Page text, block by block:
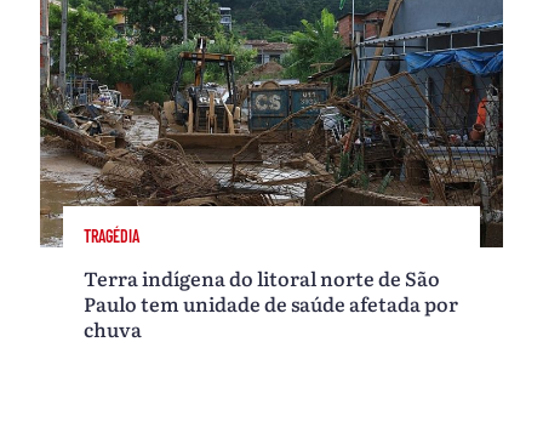
TRAGÉDIA
Terra indígena do litoral norte de São
Paulo tem unidade de saúde afetada por
chuva